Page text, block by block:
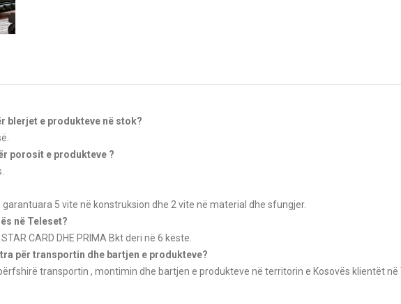
blerjet e produkteve në stok?
porosit e produkteve ?
5 vite në konstruksion dhe 2 vite në material dhe sfungjer.
në Teleset?
CARD DHE PRIMA Bkt deri në 6 këste.
për transportin dhe bartjen e produkteve?
transportin , montimin dhe bartjen e produkteve në territorin e Kosovës klientët në